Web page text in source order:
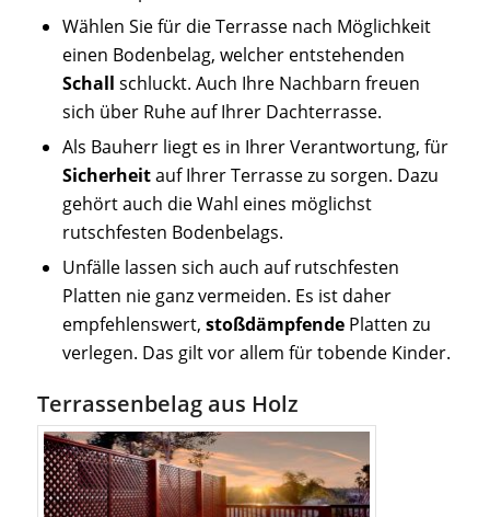
Wählen Sie für die Terrasse nach Möglichkeit
einen Bodenbelag, welcher entstehenden
Schall schluckt. Auch Ihre Nachbarn freuen
sich über Ruhe auf Ihrer Dachterrasse.
Als Bauherr liegt es in Ihrer Verantwortung, für
Sicherheitauf Ihrer Terrasse zu sorgen. Dazu
gehört auch die Wahl eines möglichst
rutschfesten Bodenbelags.
Unfälle lassen sich auch auf rutschfesten
Platten nie ganz vermeiden. Es ist daher
empfehlenswert, stoßdämpfendePlatten zu
verlegen. Das gilt vor allem für tobende Kinder.
Terrassenbelag aus Holz